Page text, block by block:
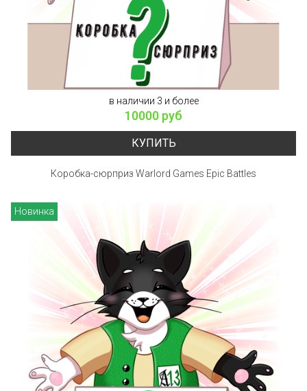
в наличии 3 и более
10000 руб
КУПИТЬ
Коробка-сюрприз Warlord Games Epic Battles
Новинка